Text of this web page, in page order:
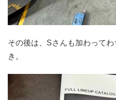
その後は、Sさんも加わって
き。